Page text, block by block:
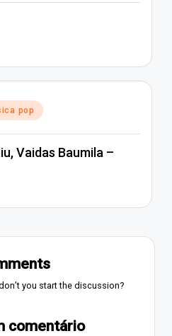
pop
Vaidas Baumila –
you start the discussion?
comentário